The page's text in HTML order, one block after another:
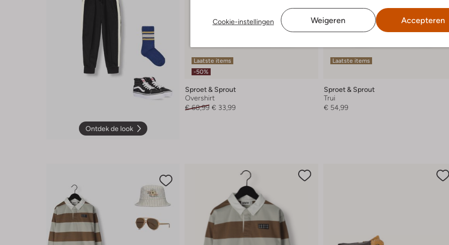
Cookie-instellingen Weigeren Accepteren
Ontdek de look
Laatste items
-50%
Sproet & Sprout
Overshirt
€ 68,99 € 33,99
Laatste items
Sproet & Sprout
Trui
€ 54,99